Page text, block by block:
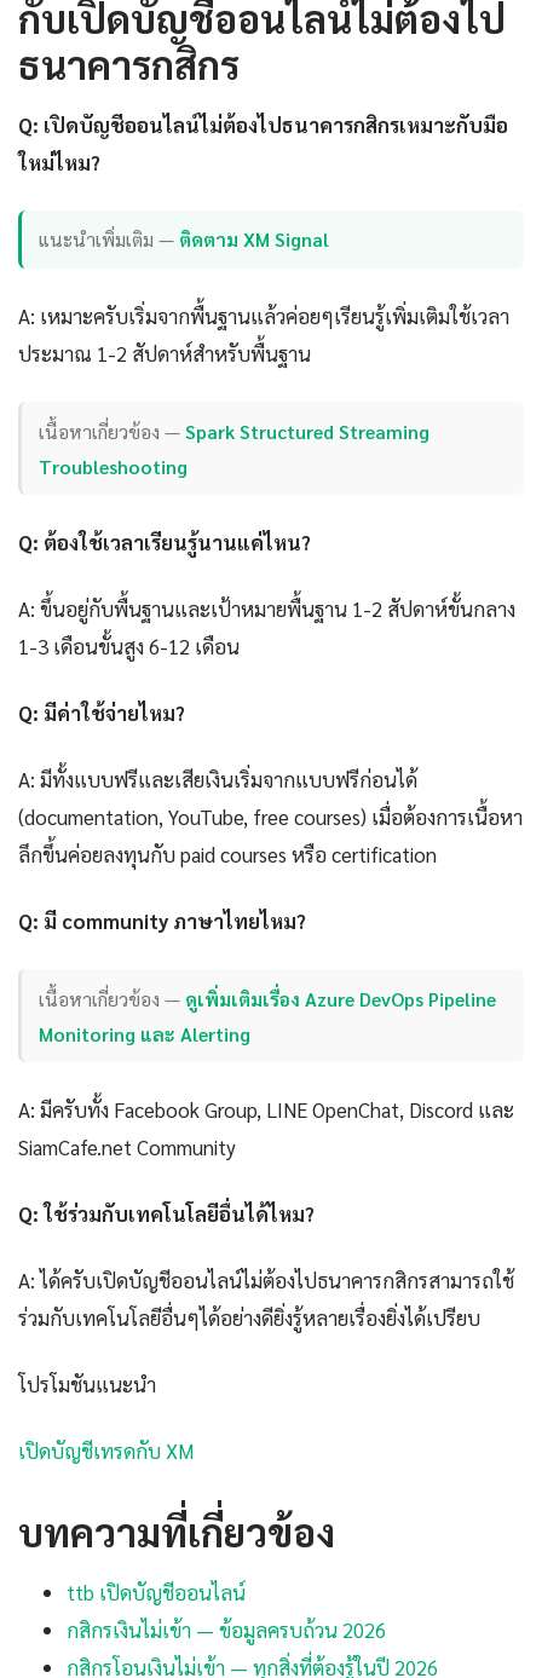
กับเปิดบัญชีออนไลน์ไม่ต้องไป
ธนาคารกสิกร
Q: เปิดบัญชีออนไลน์ไม่ต้องไปธนาคารกสิกรเหมาะกับมือ
ใหม่ไหม?
แนะนำเพิ่มเติม — ติดตาม XM Signal
A: เหมาะครับเริ่มจากพื้นฐานแล้วค่อยๆเรียนรู้เพิ่มเติมใช้เวลา
ประมาณ 1-2 สัปดาห์สำหรับพื้นฐาน
เนื้อหาเกี่ยวข้อง —Spark Structured Streaming
Troubleshooting
Q: ต้องใช้เวลาเรียนรู้นานแค่ไหน?
A: ขึ้นอยู่กับพื้นฐานและเป้าหมายพื้นฐาน 1-2 สัปดาห์ขั้นกลาง
1-3 เดือนขั้นสูง 6-12 เดือน
Q: มีค่าใช้จ่ายไหม?
A: มีทั้งแบบฟรีและเสียเงินเริ่มจากแบบฟรีก่อนได้
(documentation, YouTube, free courses) เมื่อต้องการเนื้อหา
ลึกขึ้นค่อยลงทุนกับ paid courses หรือ certification
Q: มี community ภาษาไทยไหม?
เนื้อหาเกี่ยวข้อง — ดูเพิ่มเติมเรื่อง Azure DevOps Pipeline
Monitoring และ Alerting
A: มีครับทั้ง Facebook Group, LINE OpenChat, Discord และ
SiamCafe.net Community
Q: ใช้ร่วมกับเทคโนโลยีอื่นได้ไหม?
A: ได้ครับเปิดบัญชีออนไลน์ไม่ต้องไปธนาคารกสิกรสามารถใช้
ร่วมกับเทคโนโลยีอื่นๆได้อย่างดียิ่งรู้หลายเรื่องยิ่งได้เปรียบ
โปรโมชันแนะนำ
เปิดบัญชีเทรดกับ XM
บทความที่เกี่ยวข้อง
ttb เปิดบัญชีออนไลน์
กสิกรเงินไม่เข้า — ข้อมูลครบถ้วน 2026
กสิกรโอนเงินไม่เข้า — ทุกสิ่งที่ต้องรู้ในปี 2026